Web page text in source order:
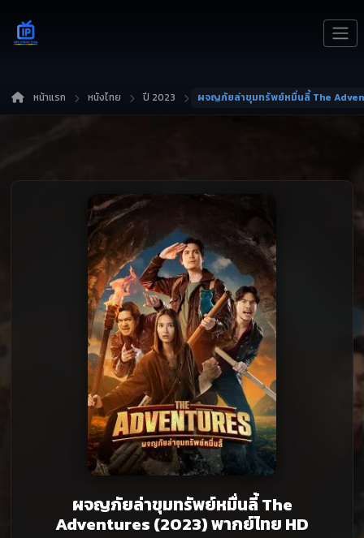
หน้าแรก หนังไทย ปี 2023
ผจญภัยล่าขุมทรัพย์หมื่นลี้ The
Adventures (2023) พากย์ไทย HD